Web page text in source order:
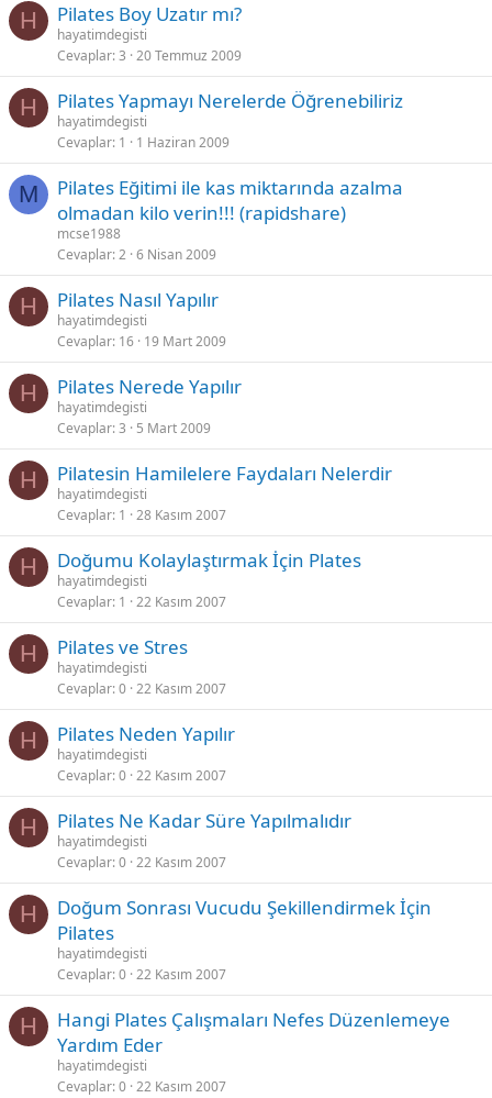
H Pilates Boy Uzatır mı?
hayatimdegisti
Cevaplar 3 20 Temmuz 2009
H Pilates Yapmayı Nerelerde Öğrenebiliriz
hayatimdegisti
Cevaplar 1 1 Haziran 2009
M
Pilates Eğitimi ile kas miktarında azalma
olmadan kilo verin!!! (rapidshare)
mcse1988
Cevaplar 2 6 Nisan 2009
H Pilates Nasıl Yapılır
hayatimdegisti
Cevaplar 16 19 Mart 2009
H Pilates Nerede Yapılır
hayatimdegisti
Cevaplar 3 5 Mart 2009
H Pilatesin Hamilelere Faydaları Nelerdir
hayatimdegisti
Cevaplar 1 28 Kasım 2007
H Doğumu Kolaylaştırmak İçin Plates
hayatimdegisti
Cevaplar 1 22 Kasım 2007
H Pilates ve Stres
hayatimdegisti
Cevaplar 0 22 Kasım 2007
H Pilates Neden Yapılır
hayatimdegisti
Cevaplar 0 22 Kasım 2007
H Pilates Ne Kadar Süre Yapılmalıdır
hayatimdegisti
Cevaplar 0 22 Kasım 2007
H
Doğum Sonrası Vucudu Şekillendirmek İçin
Pilates
hayatimdegisti
Cevaplar 0 22 Kasım 2007
H
Hangi Plates Çalışmaları Nefes Düzenlemeye
Yardım Eder
hayatimdegisti
Cevaplar 0 22 Kasım 2007